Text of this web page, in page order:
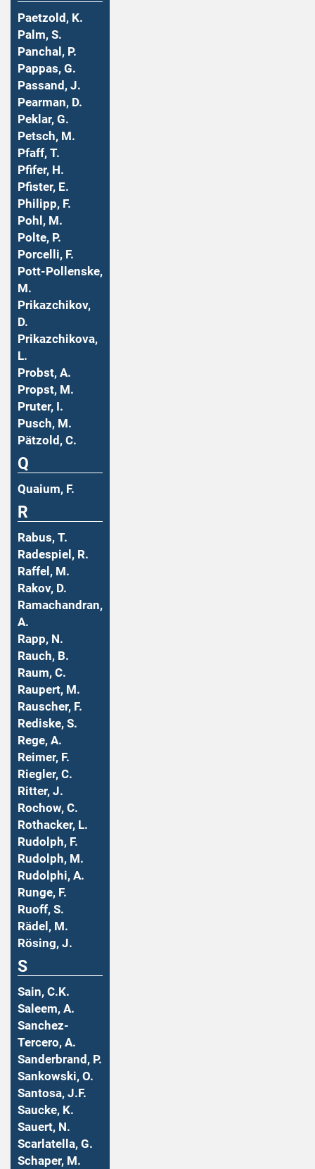
Paetzold, K.
Palm, S.
Panchal, P.
Pappas, G.
Passand, J.
Pearman, D.
Peklar, G.
Petsch, M.
Pfaff, T.
Pfifer, H.
Pfister, E.
Philipp, F.
Pohl, M.
Polte, P.
Porcelli, F.
Pott-Pollenske,
M.
Prikazchikov,
D.
Prikazchikova,
L.
Probst, A.
Propst, M.
Pruter, I.
Pusch, M.
Pätzold, C.
Q
Quaium, F.
R
Rabus, T.
Radespiel, R.
Raffel, M.
Rakov, D.
Ramachandran,
A.
Rapp, N.
Rauch, B.
Raum, C.
Raupert, M.
Rauscher, F.
Rediske, S.
Rege, A.
Reimer, F.
Riegler, C.
Ritter, J.
Rochow, C.
Rothacker, L.
Rudolph, F.
Rudolph, M.
Rudolphi, A.
Runge, F.
Ruoff, S.
Rädel, M.
Rösing, J.
S
Sain, C.K.
Saleem, A.
Sanchez-
Tercero, A.
Sanderbrand, P.
Sankowski, O.
Santosa, J.F.
Saucke, K.
Sauert, N.
Scarlatella, G.
Schaper, M.